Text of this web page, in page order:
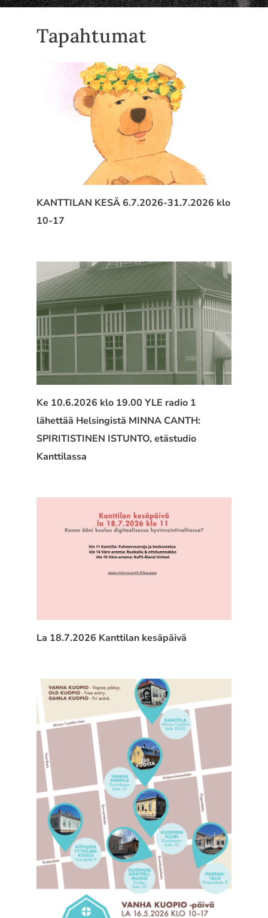
Suomi
English
Tapahtumat
KANTTILAN KESÄ 6.7.2026-31.7.2026 klo
10-17
Ke 10.6.2026 klo 19.00 YLE radio 1
lähettää Helsingistä MINNA CANTH:
SPIRITISTINEN ISTUNTO, etästudio
Kanttilassa
La 18.7.2026 Kanttilan kesäpäivä